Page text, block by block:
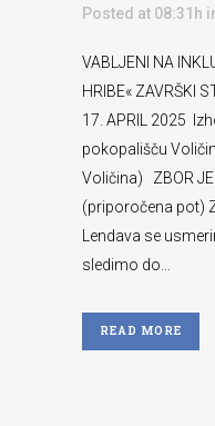
Posted at 08:31h
VABLJENI NA
HRIBE« ZAVRŠKI
17. APRIL 2025
pokopališču
Voličina) ZBOR JE
(priporočena pot)
Lendava se
sledimo do...
READ MORE